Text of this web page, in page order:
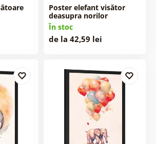
Poster elefant visător
deasupra norilor
În stoc
de la 42,59 lei